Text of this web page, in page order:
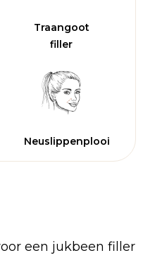
Traangoot
filler
Neuslippenplooi
een jukbeen filler